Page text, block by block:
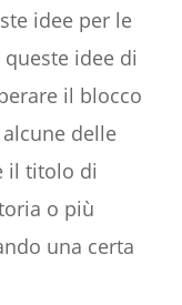
idee per le
idee di
il blocco
delle
il titolo di
o più
una certa